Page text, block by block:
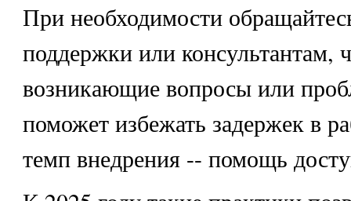
При необходимости
поддержки или консультантам,
возникающие вопросы или
поможет избежать задержек в
темп внедрения -- помощь